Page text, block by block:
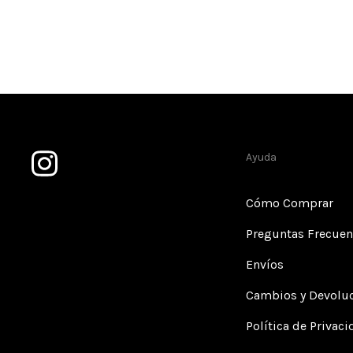
Ayuda
Cómo Comprar
Preguntas
Envíos
Cambios y
Política de